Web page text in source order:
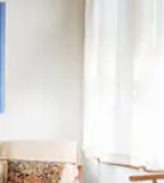
les parcourir ou